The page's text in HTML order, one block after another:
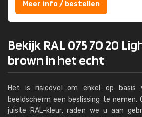
Meer info / bestellen
Bekijk RAL 075 70 20
brown in het echt
Het is risicovol om enkel op basis
beeldscherm een beslissing te
juiste RAL-kleur, raden we u aan